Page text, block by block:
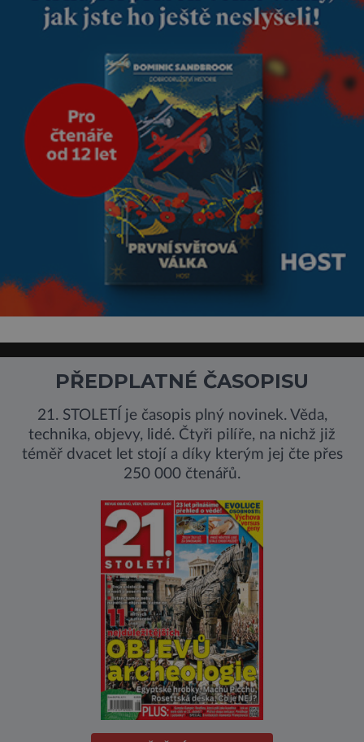
nesmírně dobře zachovalá,
přičítají odborníci zdejším
klimatickým podmínkám.
Sucho, prosolené písky a
extrémně
PŘEDPLATNÉ ČASOPISU
21. STOLETÍ je časopis plný novinek. Věda,
technika, objevy, lidé. Čtyři pilíře, na nichž již
téměř dvacet let stojí a díky kterým jej čte přes
250 000 čtenářů.